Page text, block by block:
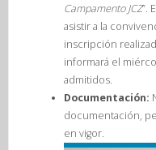
Campamento JCZ”.
asistir a la
inscripción
informará el
admitidos.
Documentación:
documentación,
en vigor.